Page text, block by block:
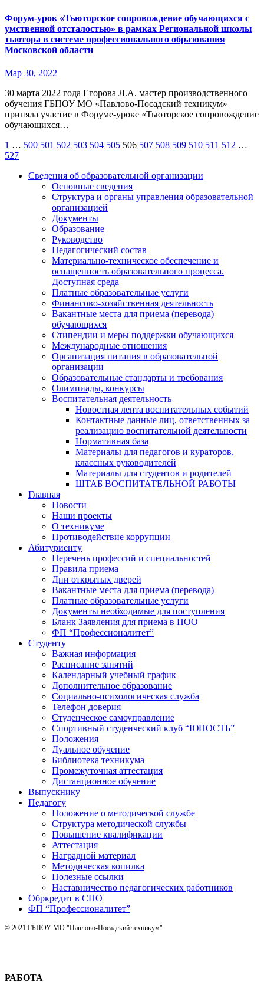
Форум-урок «Тьюторское сопровождение обучающихся с
умственной отсталостью» в рамках Региональной школы
тьютора в системе профессионального образования
Московской области
Мар 30, 2022
30 марта 2022 года Егорова Л.А. мастер производственного
обучения ГБПОУ МО «Павлово-Посадский техникум»
приняла участие в Форуме-уроке «Тьюторское сопровождение
обучающихся…
Пагинация
записей
1 … 500 501 502 503 504 505 506 507 508 509 510 511 512 …
527
Сведения об образовательной организации
Основные сведения
Структура и органы управления образовательной
организацией
Документы
Образование
Руководство
Педагогический состав
Материально-техническое обеспечение и
оснащенность образовательного процесса.
Доступная среда
Платные образовательные услуги
Финансово-хозяйственная деятельность
Вакантные места для приема (перевода)
обучающихся
Стипендии и меры поддержки обучающихся
Международные отношения
Организация питания в образовательной
организации
Образовательные стандарты и требования
Олимпиады, конкурсы
Воспитательная деятельность
Новостная лента воспитательных событий
Контактные данные лиц, ответственных за
реализацию воспитательной деятельности
Нормативная база
Материалы для педагогов и кураторов,
классных руководителей
Материалы для студентов и родителей
ШТАБ ВОСПИТАТЕЛЬНОЙ РАБОТЫ
Главная
Новости
Наши проекты
О техникуме
Противодействие коррупции
Абитуриенту
Перечень профессий и специальностей
Правила приема
Дни открытых дверей
Вакантные места для приема (перевода)
Платные образовательные услуги
Документы необходимые для поступления
Бланк Заявления для приема в ПОО
ФП “Профессионалитет”
Студенту
Важная информация
Расписание занятий
Календарный учебный график
Дополнительное образование
Социально-психологическая служба
Телефон доверия
Студенческое самоуправление
Спортивный студенческий клуб “ЮНОСТЬ”
Положения
Дуальное обучение
Библиотека техникума
Промежуточная аттестация
Дистанционное обучение
Выпускнику
Педагогу
Положение о методической службе
Структура методической службы
Повышение квалификации
Аттестация
Наградной материал
Методическая копилка
Полезные ссылки
Наставничество педагогических работников
Обркредит в СПО
ФП “Профессионалитет”
© 2021 ГБПОУ МО "Павлово-Посадский техникум"
РАБОТА